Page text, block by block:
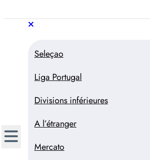
au
Trivela
L'actualité du football portugais
Seleçao
Liga Portugal
Divisions inférieures
A l’étranger
Mercato